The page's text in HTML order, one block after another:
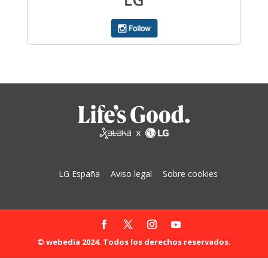
LG España Aviso legal Sobre cookies
© webedia 2024. Todos los derechos reservados.